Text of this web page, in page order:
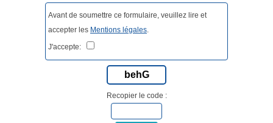
Avant de soumettre ce formulaire, veuillez lire et
accepter les Mentions légales
J'accepte:
behG
Recopier le code :